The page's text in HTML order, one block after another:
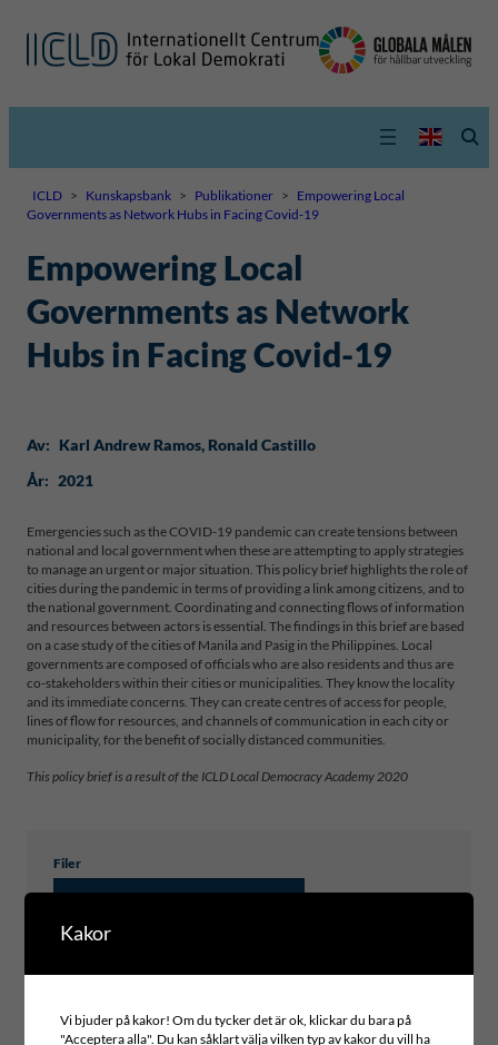
ICLD > Kunskapsbank > Publikationer > Empowering Local
Governments as Network Hubs in Facing Covid-19
Empowering Local
Governments as Network
Hubs in Facing Covid-19
Av: Karl Andrew Ramos, Ronald Castillo
År: 2021
Emergencies such as the COVID-19 pandemic can create tensions between
national and local government when these are attempting to apply strategies
to manage an urgent or major situation. This policy brief highlights the role of
cities during the pandemic in terms of providing a link among citizens, and to
the national government. Coordinating and connecting flows of information
and resources between actors is essential. The findings in this brief are based
on a case study of the cities of Manila and Pasig in the Philippines. Local
governments are composed of officials who are also residents and thus are
co-stakeholders within their cities or municipalities. They know the locality
and its immediate concerns. They can create centres of access for people,
lines of flow for resources, and channels of communication in each city or
municipality, for the benefit of socially distanced communities.
This policy brief is a result of the ICLD Local Democracy Academy 2020
Filer
Typ av publikation
Kakor
Vi bjuder på kakor! Om du tycker det är ok, klickar du bara på
"Acceptera alla". Du kan såklart välja vilken typ av kakor du vill ha